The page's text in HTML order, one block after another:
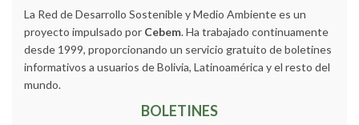
La Red de Desarrollo Sostenible y Medio Ambiente es un
proyecto impulsado por Cebem. Ha trabajado continuamente
desde 1999, proporcionando un servicio gratuito de boletines
informativos a usuarios de Bolivia, Latinoamérica y el resto del
mundo.
BOLETINES